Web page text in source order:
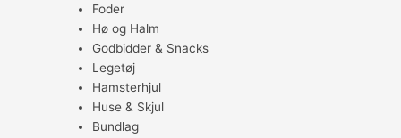
Foder
Hø og Halm
Godbidder & Snacks
Legetøj
Hamsterhjul
Huse & Skjul
Bundlag